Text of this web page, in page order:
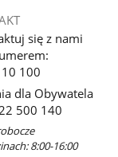
się z nami
100
dla Obywatela
500 140
8:00-16:00